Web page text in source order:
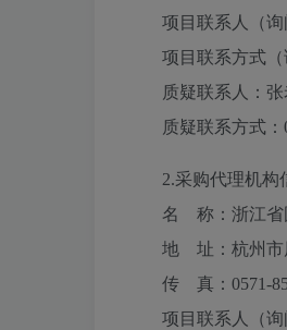
项目联系人（询
项目联系方式（
质疑联系人： 张
质疑联系方式：
2.采购代理机构
名 称： 浙江省
地 址： 杭州市
传 真： 0571-
项目联系人（询